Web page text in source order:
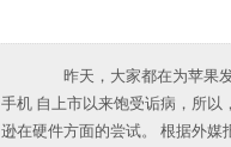
昨天，大家都在为苹果发
手机 自上市以来饱受诟病，所
逊在硬件方面的尝试。 根据外媒